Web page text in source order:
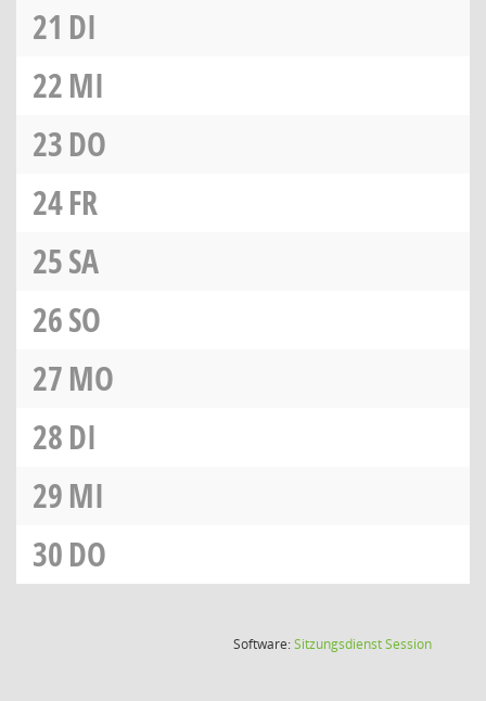
21 DI
22MI
23DO
24FR
25SA
26SO
27MO
28DI
29MI
30DO
Software:SitzungsdienstSession(Wird in